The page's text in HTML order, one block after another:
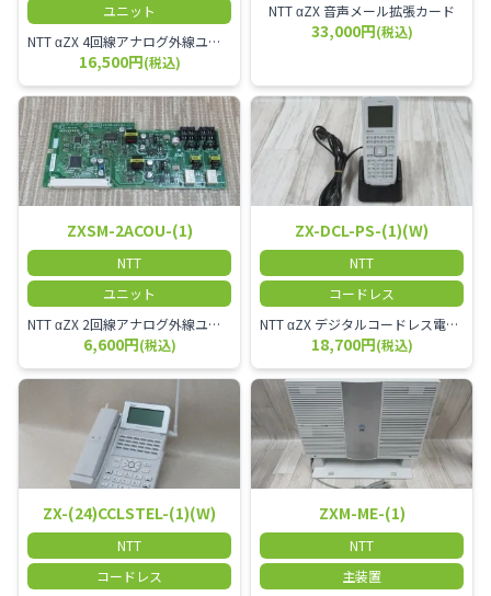
ユニット
NTT αZX 4回線アナログ外線ユニット アナログ4ch収容ユニット
16,500円(税込)
NTT αZX 音声メール拡張カード
33,000円(税込)
ZXSM-2ACOU-(1)
NTT
ユニット
NTT αZX 2回線アナログ外線ユニット
6,600円(税込)
ZX-DCL-PS-(1)(W)
NTT
コードレス
NTT αZX デジタルコードレス電話機 対応主装置及びアンテナを使用してご利用いただけます。 特に工場や倉庫等、オフィスから離れたところで作業をされている方に適しています。
18,700円(税込)
ZX-(24)CCLSTEL-(1)(W)
NTT
コードレス
ZXM-ME-(1)
NTT
主装置